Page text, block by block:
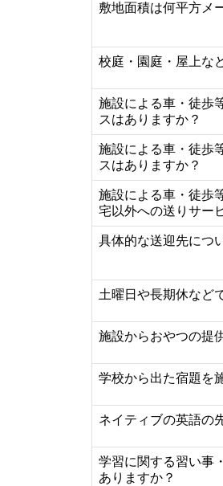
敷地面積は何平方メ
校庭・園庭・屋上な
施設による車・徒歩
スはありますか？
施設による車・徒歩
スはありますか？
施設による車・徒歩
宅以外への送りサー
具体的な送迎先につ
土曜日や長期休など
施設からおやつの提
学校から出た宿題を
ネイティブの英語の
学習に関する習い事
ありますか？